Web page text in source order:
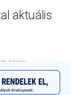
aktuális